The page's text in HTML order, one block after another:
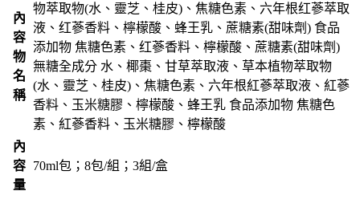
內
容
物
名
稱
物萃取物(水、靈芝、桂皮)、焦糖色素、六年根红蔘萃取
液、红蔘香料、檸檬酸、蜂王乳、蔗糖素(甜味劑) 食品
添加物 焦糖色素、红蔘香料、檸檬酸、蔗糖素(甜味劑)
無糖全成分 水、椰棗、甘草萃取液、草本植物萃取物
(水、靈芝、桂皮)、焦糖色素、六年根紅蔘萃取液、紅蔘
香料、玉米糖膠、檸檬酸、蜂王乳 食品添加物 焦糖色
素、紅蔘香料、玉米糖膠、檸檬酸
內
容
量
70ml包；8包/組；3組/盒